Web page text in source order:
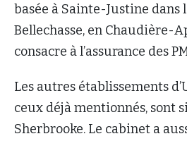
basée à Sainte-Justine dans
Bellechasse, en Chaudière-
consacre à l’assurance des
Les autres établissements
ceux déjà mentionnés, sont
Sherbrooke. Le cabinet a